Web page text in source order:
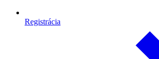
Registrácia